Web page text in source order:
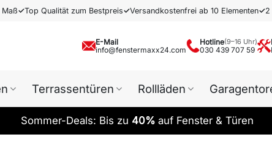
Maß✓Top Qualität zum Bestpreis✓Versandkostenfrei ab 10 Elementen✓2
E-Mail
info@fenstermaxx24.com
Hotline(9–16 Uhr)
030 439 707 59
Terrassentüren Rollläden
Sommer-Deals: Bis zu 40% auf Fenster & Türen